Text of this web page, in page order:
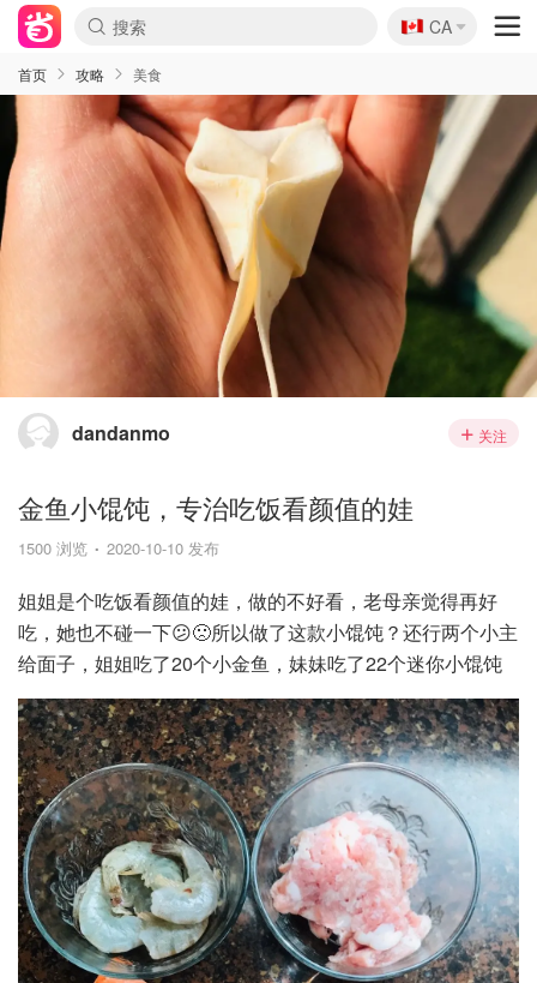
🇨🇦
CA
首页 攻略 美食
dandanmo 关注
金鱼小馄饨，专治吃饭看颜值的娃
1500 浏览 2020-10-10 发布
姐姐是个吃饭看颜值的娃，做的不好看，老母亲觉得再好
吃，她也不碰一下😕🙁所以做了这款小馄饨？还行两个小主
给面子，姐姐吃了20个小金鱼，妹妹吃了22个迷你小馄饨